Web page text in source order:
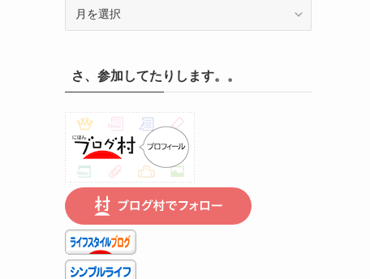
り
は
こ
ち
ら
で
さ、参加してたりします。。